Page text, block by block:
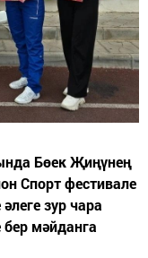
Бөек Җиңүнең
Спорт фестивале
зур чара
мәйданга